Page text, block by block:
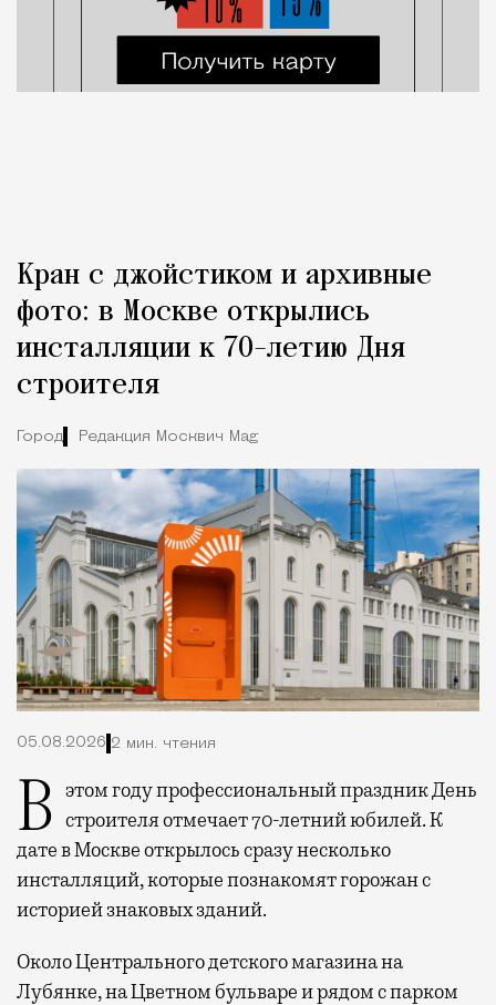
Кран с джойстиком и архивные
фото: в Москве открылись
инсталляции к 70-летию Дня
строителя
Город Редакция Москвич Mag
05.08.2026 2 мин. чтения
В этом году профессиональный праздник День строителя отмечает 70-летний юбилей. К
дате в Москве открылось сразу несколько
инсталляций, которые познакомят горожан с
историей знаковых зданий.
Около Центрального детского магазина на
Лубянке, на Цветном бульваре и рядом с парком